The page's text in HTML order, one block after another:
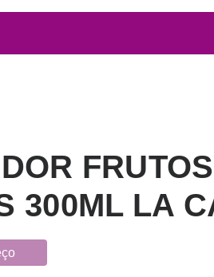
FRUTOS
300ML LA